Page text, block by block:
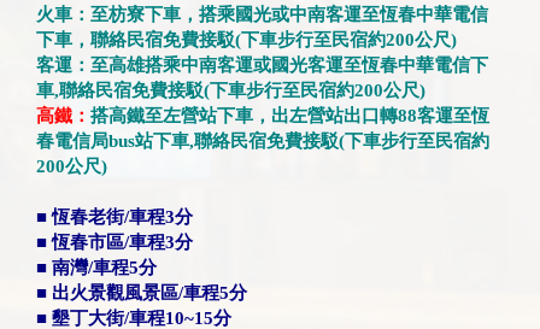
火車：至枋寮下車，搭乘國光或中南客運至恆春中華電信
下車，聯絡民宿免費接駁(下車步行至民宿約200公尺)
客運：至高雄搭乘中南客運或國光客運至恆春中華電信下
車,聯絡民宿免費接駁(下車步行至民宿約200公尺)
高鐵： 搭高鐵至左營站下車，出左營站出口轉88客運至恆
春電信局bus站下車,聯絡民宿免費接駁(下車步行至民宿約
200公尺)
■ 恆春老街/車程3分
■ 恆春市區/車程3分
■ 南灣/車程5分
■ 出火景觀風景區/車程5分
■ 墾丁大街/車程10~15分